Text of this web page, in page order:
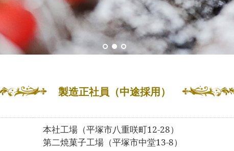
製造正社員（中途採用）
本社工場（平塚市八重咲町12-28）
第二焼菓子工場（平塚市中堂13-8）